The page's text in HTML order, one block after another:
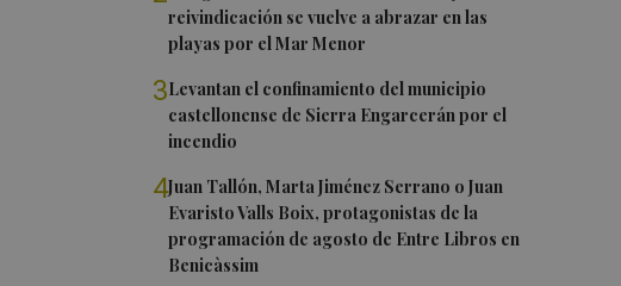
reivindicación se vuelve a abrazar en las
playas por el Mar Menor
3Levantan el confinamiento del municipio
castellonense de Sierra Engarcerán por el
incendio
4Juan Tallón, Marta Jiménez Serrano o Juan
Evaristo Valls Boix, protagonistas de la
programación de agosto de Entre Libros en
Benicàssim